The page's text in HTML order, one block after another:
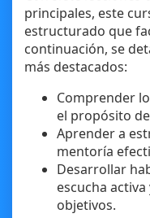
principales, este
estructurado que
continuación, se
más destacados:
Comprender
el propósito
Aprender a
mentoría
Desarrollar
escucha
objetivos.